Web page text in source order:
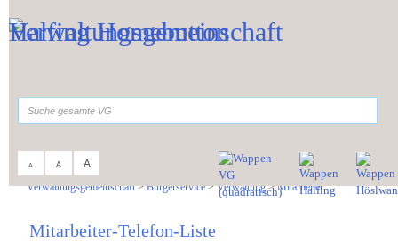
A A A
Verwaltungsgemeinschaft>Bürgerservice>Verwaltung>Mitarbeiter
Mitarbeiter-Telefon-Liste